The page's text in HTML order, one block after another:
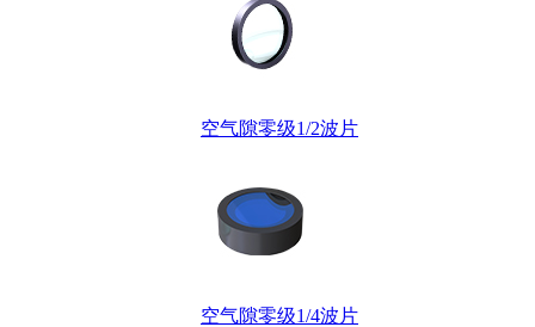
空气隙零级1/2波片
空气隙零级1/4波片